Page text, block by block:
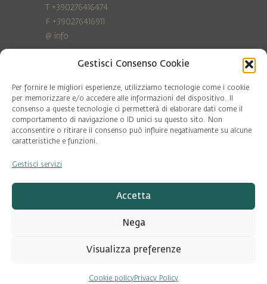
Gestisci Consenso Cookie
Per fornire le migliori esperienze, utilizziamo tecnologie come i cookie
per memorizzare e/o accedere alle informazioni del dispositivo. Il
consenso a queste tecnologie ci permetterà di elaborare dati come il
comportamento di navigazione o ID unici su questo sito. Non
acconsentire o ritirare il consenso può influire negativamente su alcune
caratteristiche e funzioni.
Gestisci servizi
Accetta
Nega
Visualizza preferenze
Cookie policyPrivacy Policy
T +390276416474
F +390276416911
@ info
Privacy Policy
Cookie policy
COD. FISC. 97081560159
P.IVA 06375640965
© Pool Ambiente 2026
DESIGN & DEVELOPMENT by